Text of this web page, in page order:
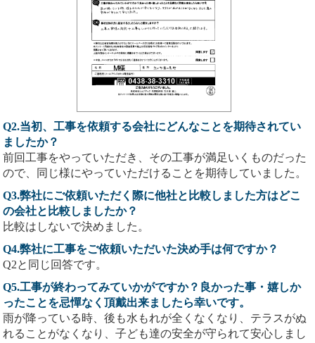
Q2.当初、工事を依頼する会社にどんなことを期待されてい
ましたか？
前回工事をやっていただき、その工事が満足いくものだった
ので、同じ様にやっていただけることを期待していました。
Q3.弊社にご依頼いただく際に他社と比較しました方はどこ
の会社と比較しましたか？
比較はしないで決めました。
Q4.弊社に工事をご依頼いただいた決め手は何ですか？
Q2と同じ回答です。
Q5.工事が終わってみていかがですか？良かった事・嬉しか
ったことを忌憚なく頂戴出来ましたら幸いです。
雨が降っている時、後も水もれが全くなくなり、テラスがぬ
れることがなくなり、子ども達の安全が守られて安心しまし